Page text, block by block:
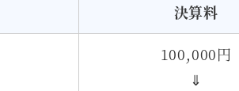
決算料
100,000円
⇓